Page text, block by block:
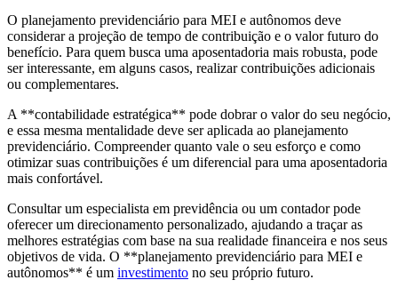
O planejamento previdenciário para MEI e autônomos deve
considerar a projeção de tempo de contribuição e o valor futuro do
benefício. Para quem busca uma aposentadoria mais robusta, pode
ser interessante, em alguns casos, realizar contribuições adicionais
ou complementares.
A **contabilidade estratégica** pode dobrar o valor do seu negócio,
e essa mesma mentalidade deve ser aplicada ao planejamento
previdenciário. Compreender quanto vale o seu esforço e como
otimizar suas contribuições é um diferencial para uma aposentadoria
mais confortável.
Consultar um especialista em previdência ou um contador pode
oferecer um direcionamento personalizado, ajudando a traçar as
melhores estratégias com base na sua realidade financeira e nos seus
objetivos de vida. O **planejamento previdenciário para MEI e
autônomos** é um investimento no seu próprio futuro.